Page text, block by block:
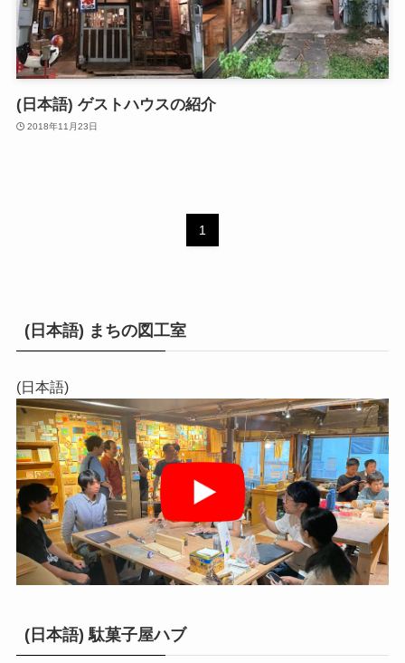
(日本語) ゲストハウスの紹介
2018年11月23日
1
(日本語) まちの図工室
(日本語)
(日本語) 駄菓子屋ハブ